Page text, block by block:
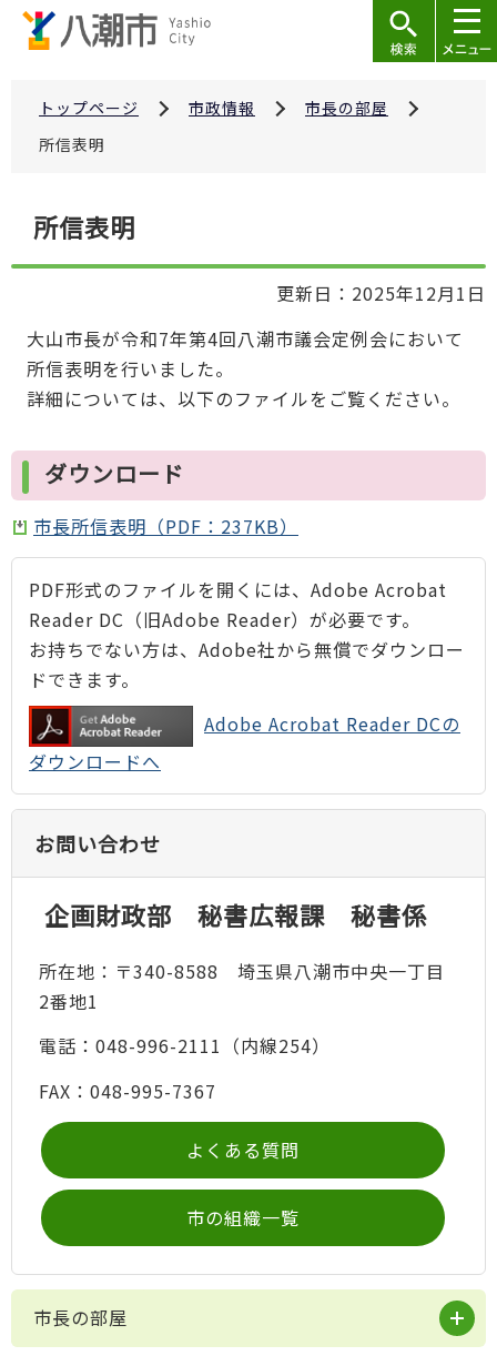
トップページ 市政情報
市長の部屋
所信表明
こ
ら
所信表明
更新日：2025年12月1日
大山市長が令和7年第4回八潮市議会定例会において
所信表明を行いました。
詳細については、以下のファイルをご覧ください。
ダウンロード
市長所信表明（PDF：237KB）
PDF形式のファイルを開くには、Adobe Acrobat
Reader DC（旧Adobe Reader）が必要です。
お持ちでない方は、Adobe社から無償でダウンロー
ドできます。
Adobe Acrobat Reader DCの
ダウンロードへ
お問い合わせ
企画財政部 秘書広報課 秘書係
所在地：〒340-8588 埼玉県八潮市中央一丁目
2番地1
電話：048-996-2111（内線254）
FAX：048-995-7367
よくある質問
市の組織一覧
市長の部屋